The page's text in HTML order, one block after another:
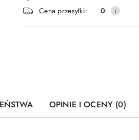
dostawa
Cena przesyłki:
0
OPINIE I OCENY (0)